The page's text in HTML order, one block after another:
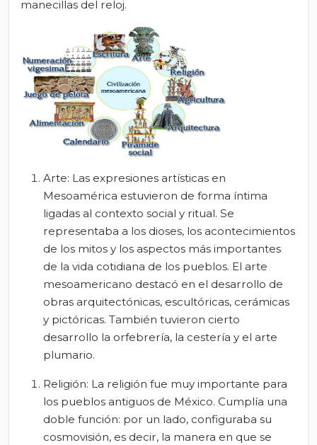
manecillas del reloj.
Arte: Las expresiones artísticas en
Mesoamérica estuvieron de forma íntima
ligadas al contexto social y ritual. Se
representaba a los dioses, los acontecimientos
de los mitos y los aspectos más importantes
de la vida cotidiana de los pueblos. El arte
mesoamericano destacó en el desarrollo de
obras arquitectónicas, escultóricas, cerámicas
y pictóricas. También tuvieron cierto
desarrollo la orfebrería, la cestería y el arte
plumario.
Religión: La religión fue muy importante para
los pueblos antiguos de México. Cumplía una
doble función: por un lado, configuraba su
cosmovisión, es decir, la manera en que se